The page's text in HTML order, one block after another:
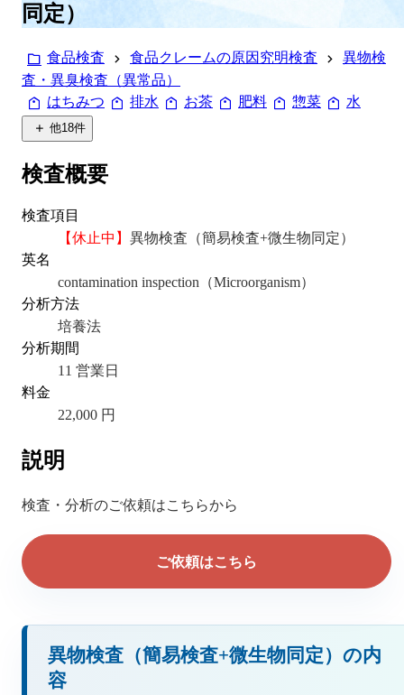
同定）
食品検査 食品クレームの原因究明検査
異物検
査・異臭検査（異常品）
はちみつ
排水 お茶 肥料 惣菜 水
他18件
検査概要
検査項目
【休止中】 異物検査（簡易検査+微生物同定）
英名
contamination inspection（Microorganism）
分析方法
培養法
分析期間
11 営業日
料金
22,000 円
説明
検査・分析のご依頼はこちらから
ご依頼はこちら
異物検査（簡易検査+微生物同定）の内
容